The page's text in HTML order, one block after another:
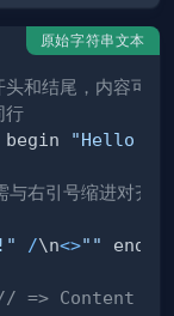
原始字符串文本
结尾，内容可以
行
begin "Hello
右引号缩进对齐
/\n<>"" end
=> Content